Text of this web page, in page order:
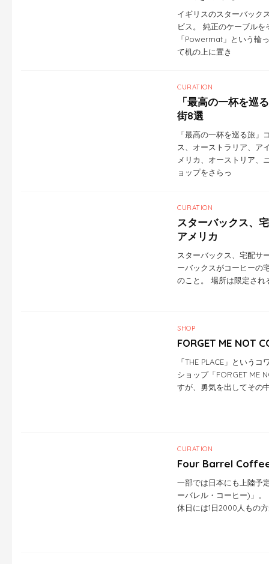
イギリスのスターバック
ビス。 純正のケーブル
「Powermat」という輪
て机の上に置き
CURATION
「最高の一杯を巡
街8選
「最高の一杯を巡る旅
ス、オーストラリア、ア
メリカ、オーストリア、
ョップをさらっ
CURATION
スターバックス、
アメリカ
スターバックス、宅配サ
ーバックスがコーヒーの
のこと。 場所は限定され
SHOP
FORGET ME NOT
「THE PLACE」という
ショップ「FORGET ME
すが、勇気を出してその
CURATION
Four Barrel
一部では日本にも上陸
ーバレル・コーヒー)」
休日には1日2000人もの